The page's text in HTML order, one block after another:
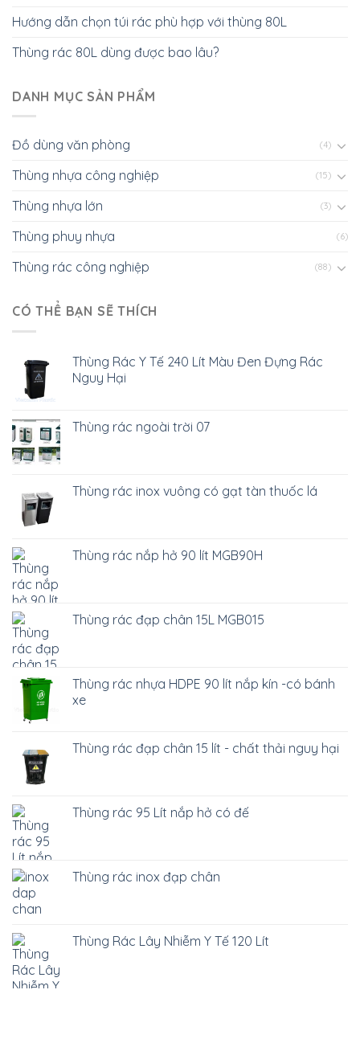
Hướng dẫn chọn túi rác phù hợp với thùng 80L
Thùng rác 80L dùng được bao lâu?
DANH MỤC SẢN PHẨM
Đồ dùng văn phòng (4)
Thùng nhựa công nghiệp (15)
Thùng nhựa lớn (3)
Thùng phuy nhựa (6)
Thùng rác công nghiệp (88)
CÓ THỂ BẠN SẼ THÍCH
Thùng Rác Y Tế 240 Lít Màu Đen Đựng Rác
Nguy Hại
Thùng rác ngoài trời 07
Thùng rác inox vuông có gạt tàn thuốc lá
Thùng rác nắp hở 90 lít MGB90H
Thùng rác đạp chân 15L MGB015
Thùng rác nhựa HDPE 90 lít nắp kín -có bánh
xe
Thùng rác đạp chân 15 lít - chất thải nguy hại
Thùng rác 95 Lít nắp hở có đế
Thùng rác inox đạp chân
Thùng Rác Lây Nhiễm Y Tế 120 Lít